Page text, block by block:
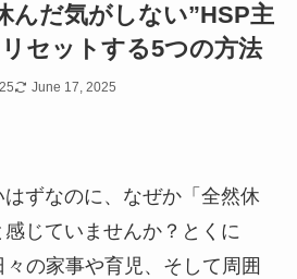
んだ気がしない”HSP主
セットする5つの方法
June 17, 2025
ずなのに、なぜか「全然休
じていませんか？とくに
の家事や育児、そして周囲